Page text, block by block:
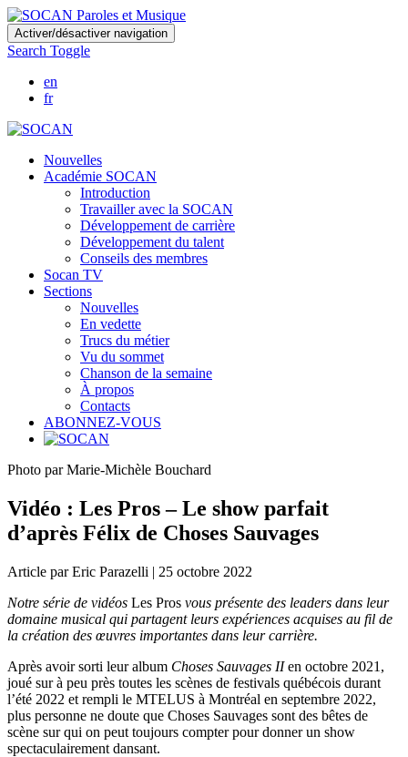
Skip
to
main
content
Activer/désactiver navigation
Search Toggle
en
fr
Nouvelles
Académie SOCAN
Introduction
Travailler avec la SOCAN
Développement de carrière
Développement du talent
Conseils des membres
Socan TV
Sections
Nouvelles
En vedette
Trucs du métier
Vu du sommet
Chanson de la semaine
À propos
Contacts
ABONNEZ-VOUS
Photo par Marie-Michèle Bouchard
Vidéo : Les Pros – Le show parfait
d’après Félix de Choses Sauvages
Article par Eric Parazelli | 25 octobre 2022
Notre série de vidéos Les Pros vous présente des leaders dans leur
domaine musical qui partagent leurs expériences acquises au fil de
la création des œuvres importantes dans leur carrière.
Après avoir sorti leur album Choses Sauvages IIen octobre 2021,
joué sur à peu près toutes les scènes de festivals québécois durant
l’été 2022 et rempli le MTELUS à Montréal en septembre 2022,
plus personne ne doute que Choses Sauvages sont des bêtes de
scène sur qui on peut toujours compter pour donner un show
spectaculairement dansant.